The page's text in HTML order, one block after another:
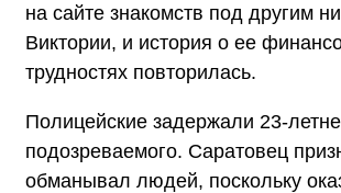
на сайте знакомств под другим
Виктории, и история о ее
трудностях повторилась.
Полицейские задержали 23-
подозреваемого. Саратовец
обманывал людей, поскольку